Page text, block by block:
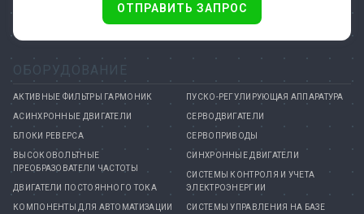
ОТПРАВИТЬ ЗАПРОС
ОБОРУДОВАНИЕ
АКТИВНЫЕ ФИЛЬТРЫ ГАРМОНИК
АСИНХРОННЫЕ ДВИГАТЕЛИ
БЛОКИ РЕВЕРСА
ВЫСОКОВОЛЬТНЫЕ
ПРЕОБРАЗОВАТЕЛИ ЧАСТОТЫ
ДВИГАТЕЛИ ПОСТОЯННОГО ТОКА
КОМПОНЕНТЫ ДЛЯ АВТОМАТИЗАЦИИ
ПУСКО-РЕГУЛИРУЮЩАЯ АППАРАТУРА
СЕРВОДВИГАТЕЛИ
СЕРВОПРИВОДЫ
СИНХРОННЫЕ ДВИГАТЕЛИ
СИСТЕМЫ КОНТРОЛЯ И УЧЕТА
ЭЛЕКТРОЭНЕРГИИ
СИСТЕМЫ УПРАВЛЕНИЯ НА БАЗЕ